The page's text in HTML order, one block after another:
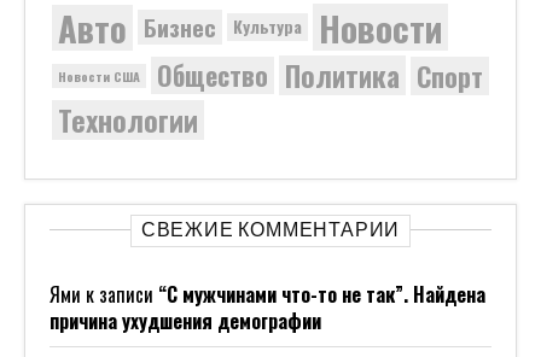
Авто Бизнес Культура Новости
Новости США Общество Политика Спорт
Технологии
СВЕЖИЕ КОММЕНТАРИИ
Ями к записи “С мужчинами что-то не так”. Найдена
причина ухудшения демографии